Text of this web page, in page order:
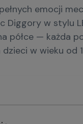
emocji
Diggory w stylu
półce — każda
dzieci w wieku